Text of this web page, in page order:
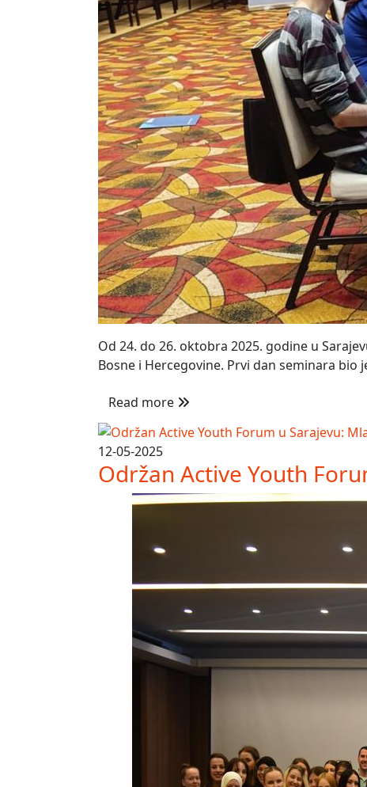
Od 24. do 26. oktobra 2025. godine u
Bosne i Hercegovine. Prvi dan seminara bio
Read more
12-05-2025
Održan Active Youth